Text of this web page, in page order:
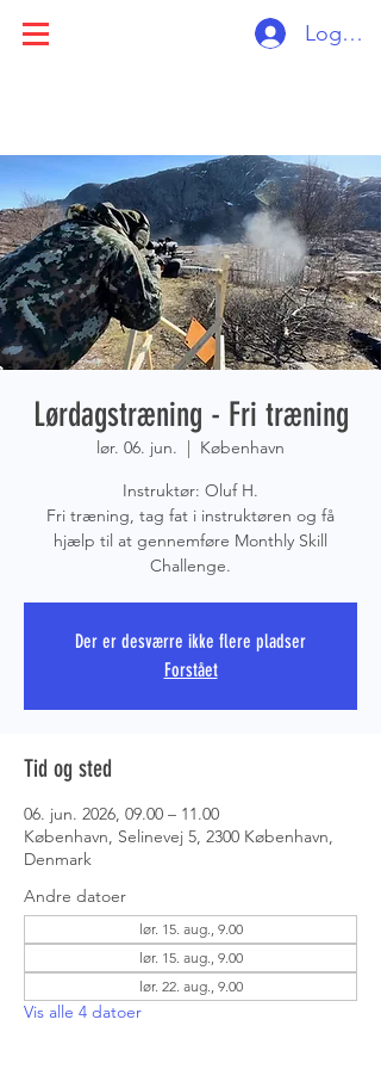
PRS
Log ind
Lørdagstræning - Fri træning
lør. 06. jun.
  |
København
Instruktør: Oluf H.
Fri træning, tag fat i instruktøren og få
hjælp til at gennemføre Monthly Skill
Challenge.
Der er desværre ikke flere pladser
Forstået
Tid og sted
06. jun. 2026, 09.00 – 11.00
København, Selinevej 5, 2300 København,
Denmark
Andre datoer
lør. 15. aug., 9.00
lør. 15. aug., 9.00
lør. 22. aug., 9.00
Vis alle 4 datoer